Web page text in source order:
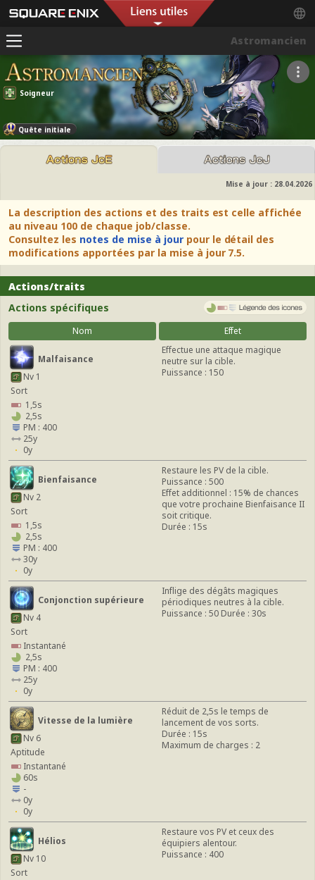
Astromancien
Soigneur
Quête initiale
Mise à jour : 28.04.2026
La description des actions et des traits est celle affichée
au niveau 100 de chaque job/classe.
Consultez les notes de mise à jourpour le détail des
modifications apportées par la mise à jour 7.5.
Actions/traits
Actions spécifiques
Nom Effet
Malfaisance
Nv 1
Sort
1,5s
2,5s
PM : 400
25y
0y
Effectue une attaque magique
neutre sur la cible.
Puissance : 150
Bienfaisance
Nv 2
Sort
1,5s
2,5s
PM : 400
30y
0y
Restaure les PV de la cible.
Puissance : 500
Effet additionnel : 15% de chances
que votre prochaine Bienfaisance II
soit critique.
Durée : 15s
Conjonction supérieure
Nv 4
Sort
Instantané
2,5s
PM : 400
25y
0y
Inflige des dégâts magiques
périodiques neutres à la cible.
Puissance : 50 Durée : 30s
Vitesse de la lumière
Nv 6
Aptitude
Instantané
60s
-
0y
0y
Réduit de 2,5s le temps de
lancement de vos sorts.
Durée : 15s
Maximum de charges : 2
Hélios
Nv 10
Sort
Restaure vos PV et ceux des
équipiers alentour.
Puissance : 400